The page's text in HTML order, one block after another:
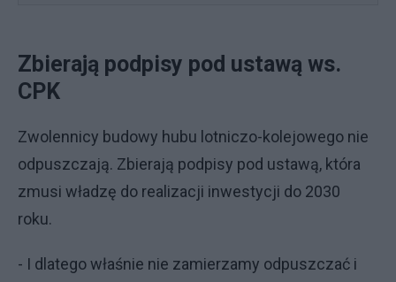
Zbierają podpisy pod ustawą ws.
CPK
Zwolennicy budowy hubu lotniczo-kolejowego nie
odpuszczają. Zbierają podpisy pod ustawą, która
zmusi władzę do realizacji inwestycji do 2030
roku.
- I dlatego właśnie nie zamierzamy odpuszczać i